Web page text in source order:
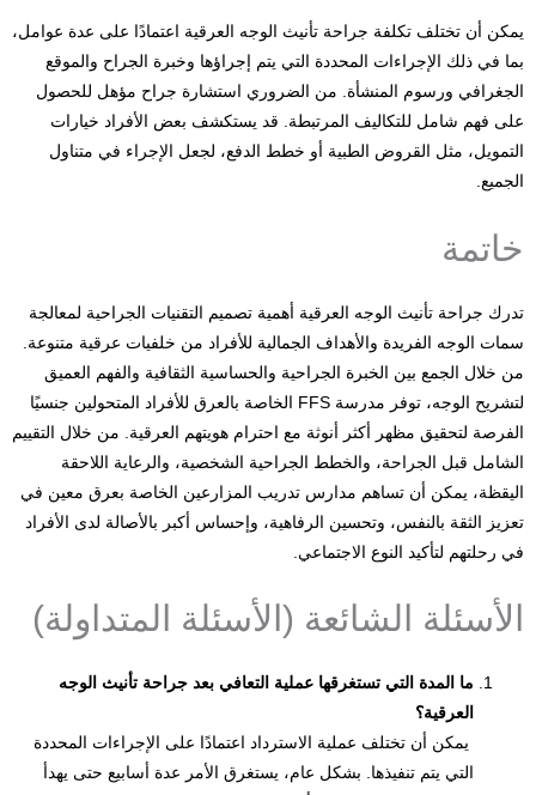
يمكن أن تختلف تكلفة جراحة تأنيث الوجه العرقية اعتمادًا على عدة عوامل،
بما في ذلك الإجراءات المحددة التي يتم إجراؤها وخبرة الجراح والموقع
الجغرافي ورسوم المنشأة. من الضروري استشارة جراح مؤهل للحصول
على فهم شامل للتكاليف المرتبطة. قد يستكشف بعض الأفراد خيارات
التمويل، مثل القروض الطبية أو خطط الدفع، لجعل الإجراء في متناول
الجميع.
خاتمة
تدرك جراحة تأنيث الوجه العرقية أهمية تصميم التقنيات الجراحية لمعالجة
سمات الوجه الفريدة والأهداف الجمالية للأفراد من خلفيات عرقية متنوعة.
من خلال الجمع بين الخبرة الجراحية والحساسية الثقافية والفهم العميق
لتشريح الوجه، توفر مدرسة FFS الخاصة بالعرق للأفراد المتحولين جنسيًا
الفرصة لتحقيق مظهر أكثر أنوثة مع احترام هويتهم العرقية. من خلال التقييم
الشامل قبل الجراحة، والخطط الجراحية الشخصية، والرعاية اللاحقة
اليقظة، يمكن أن تساهم مدارس تدريب المزارعين الخاصة بعرق معين في
تعزيز الثقة بالنفس، وتحسين الرفاهية، وإحساس أكبر بالأصالة لدى الأفراد
في رحلتهم لتأكيد النوع الاجتماعي.
الأسئلة الشائعة (الأسئلة المتداولة)
ما المدة التي تستغرقها عملية التعافي بعد جراحة تأنيث الوجه
العرقية؟
يمكن أن تختلف عملية الاسترداد اعتمادًا على الإجراءات المحددة
التي يتم تنفيذها. بشكل عام، يستغرق الأمر عدة أسابيع حتى يهدأ